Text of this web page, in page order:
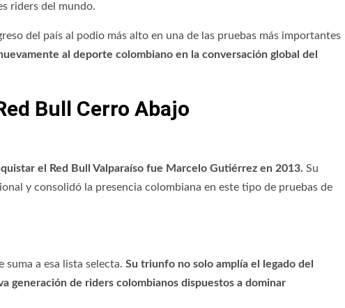
riders del mundo.
del país al podio más alto en una de las pruebas más importantes
al deporte colombiano en la conversación global del
Bull Cerro Abajo
el Red Bull Valparaíso fue Marcelo Gutiérrez en 2013. Su
y consolidó la presencia colombiana en este tipo de pruebas de
a esa lista selecta. Su triunfo no solo amplía el legado del
generación de riders colombianos dispuestos a dominar